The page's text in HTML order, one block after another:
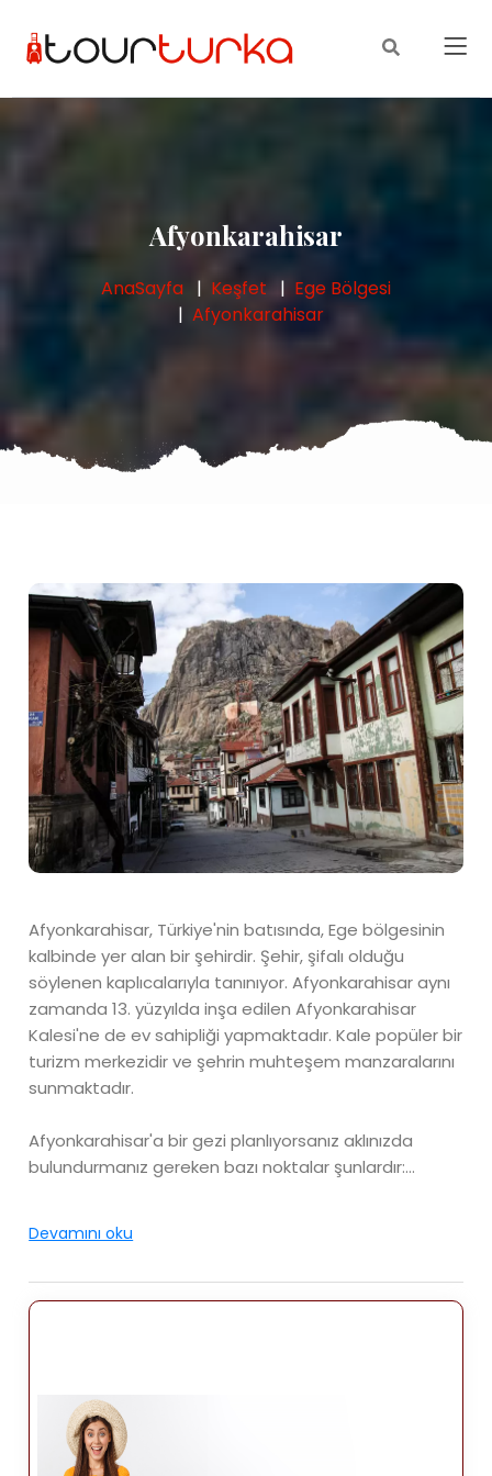
Afyonkarahisar
AnaSayfa Keşfet
Ege Bölgesi
Afyonkarahisar
Afyonkarahisar, Türkiye'nin batısında, Ege bölgesinin
kalbinde yer alan bir şehirdir. Şehir, şifalı olduğu
söylenen kaplıcalarıyla tanınıyor. Afyonkarahisar aynı
zamanda 13. yüzyılda inşa edilen Afyonkarahisar
Kalesi'ne de ev sahipliği yapmaktadır. Kale popüler bir
turizm merkezidir ve şehrin muhteşem manzaralarını
sunmaktadır.
Afyonkarahisar'a bir gezi planlıyorsanız aklınızda
bulundurmanız gereken bazı noktalar şunlardır:
ilkbahar veya sonbahar aylarındadır.
soğuk olabiliyor.
taksiler) dahil olmak üzere iyi bir toplu taşıma sistemi
bulunmaktadır.
- Afyonkarahisar'da hem Türk hem de dünya
Devamını oku